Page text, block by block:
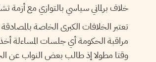
خلاف برلماني سياسي بالتوازي مع أزمة
تعتبر الخلافات الكبرى الخاصة
مراقبة الحكومة أي جلسات المساءلة